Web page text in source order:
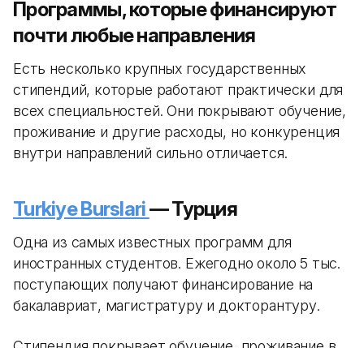
Программы, которые финансируют
почти любые направления
Есть несколько крупных государственных
стипендий, которые работают практически для
всех специальностей. Они покрывают обучение,
проживание и другие расходы, но конкуренция
внутри направлений сильно отличается.
Turkiye Burslari— Турция
Одна из самых известных программ для
иностранных студентов. Ежегодно около 5 тыс.
поступающих получают финансирование на
бакалавриат, магистратуру и докторантуру.